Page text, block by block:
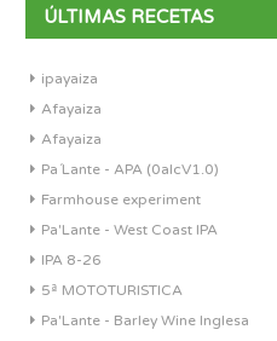
ÚLTIMAS RECETAS
ipayaiza
Afayaiza
Afayaiza
Pa´Lante - APA (0alcV1.0)
Farmhouse experiment
Pa'Lante - West Coast IPA
IPA 8-26
5ª MOTOTURISTICA
Pa'Lante - Barley Wine Inglesa